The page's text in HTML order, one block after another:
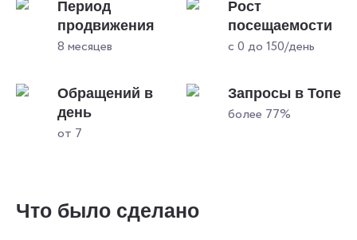
Период
продвижения
8 месяцев
Рост
посещаемости
с 0 до 150/день
Обращений в
день
от 7
Запросы в Топе
более 77%
Что было сделано